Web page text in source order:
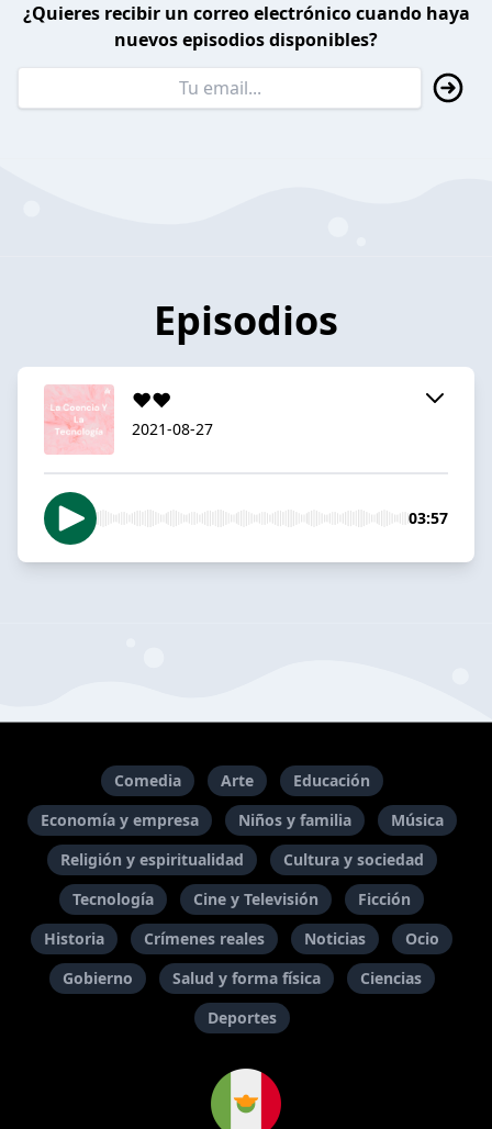
¿Quieres recibir un correo electrónico cuando haya
nuevos episodios disponibles?
Episodios
❤❤
2021-08-27
03:57
Comedia Arte
Educación
Economía y empresa
Niños y familia
Música
Religión y espiritualidad
Cultura y sociedad
Tecnología
Cine y Televisión
Ficción
Historia
Crímenes reales Noticias
Ocio
Gobierno
Salud y forma física
Ciencias
Deportes